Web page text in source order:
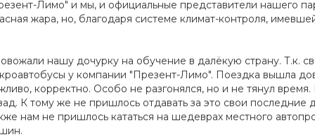
Лимо" и мы, и официальные представители нашего
жара, но, благодаря системе климат-контроля,
нашу дочурку на обучение в далёкую страну. Т.к.
у компании "Презент-Лимо". Поездка вышла
корректно. Особо не разгонялся, но и не тянул
К тому же не пришлось отдавать за это свои
нам не пришлось кататься на шедеврах местного